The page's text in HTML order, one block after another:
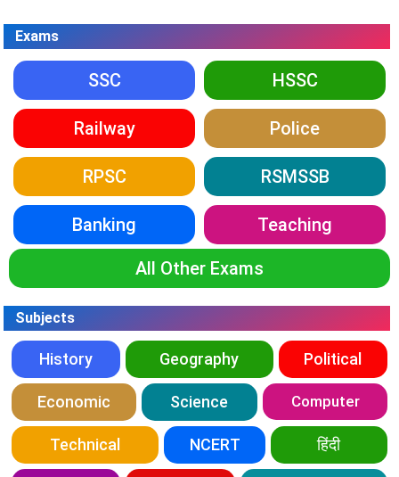
Exams
SSC HSSC
Railway Police
RPSC RSMSSB
Banking Teaching
All Other Exams
Subjects
History Geography Political
Economic Science Computer
Technical NCERT हिंदी